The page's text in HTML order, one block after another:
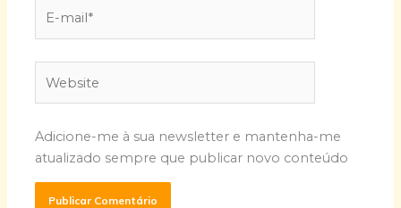
mail*
Adicione-me à sua newsletter e mantenha-me
atualizado sempre que publicar novo conteúdo